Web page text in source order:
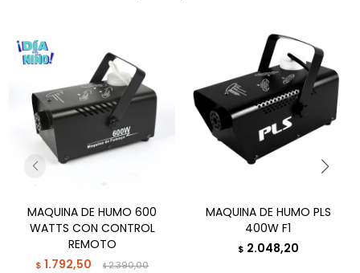
MAQUINA DE HUMO 600
WATTS CON CONTROL
REMOTO
$ 1.792,50 $2.390,00
MAQUINA DE HUMO PLS
400W F1
$ 2.048,20